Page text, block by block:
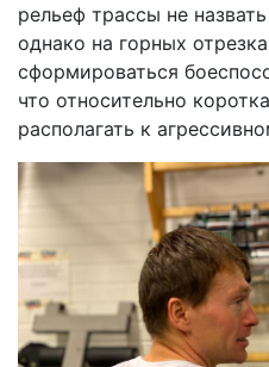
рельеф трассы не
однако на горных
сформироваться
что относительно
располагать к